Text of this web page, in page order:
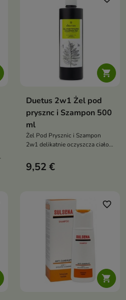

Duetus 2w1 Żel pod
prysznc i Szampon 500
ml
Żel Pod Prysznic i Szampon
2w1 delikatnie oczyszcza ciało,
odpowiedni poziom nawilżenia
oraz pozostawia przyjemne
9,52 €

favorite_border